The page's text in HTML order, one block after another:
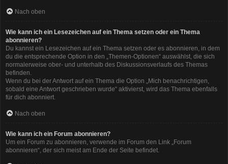
Nach oben
Wie kann ich ein Lesezeichen auf ein Thema setzen oder ein Thema
abonnieren?
Du kannst ein Lesezeichen auf ein Thema setzen oder es abonnieren, in dem
du die entsprechende Option in den „Themen-Optionen“ auswählst, die sich
normalerweise ober- und unterhalb des Diskussionsverlaufs des Themas
befinden.
Wenn du bei der Antwort auf ein Thema die Option „Mich benachrichtigen,
sobald eine Antwort geschrieben wurde“ aktivierst, wird das Thema ebenfalls
für dich abonniert.
Nach oben
Wie kann ich ein Forum abonnieren?
Um ein Forum zu abonnieren, verwende im Forum den Link „Forum
abonnieren“, der sich meist am Ende der Seite befindet.